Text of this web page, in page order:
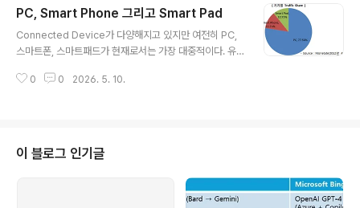
내 모바일 광고 시장 규모가 2159억원이라고 발표했다.
전년대비 약 184%가 성장한 것이다. 2013년에는 약 9
3% 성장하여 4160억원 정도의 시장 규모를 만들어 낼 것
고 플랫폼사의 영향력이 더욱 커질것으로 예측하였다. 전
PC, Smart Phone 그리고 Smart Pad
Connected Device가 다양해지고 있지만 여전히 PC,
스마트폰, 스마트패드가 현재로서는 가장 대중적이다. 유
계를 가지고 있다. 그렇기 때문에 이들을 비교한 자료들이
s. Smart Phone vs. Smart Pad 웹 사용 행태- Smart
Phone과 Smart Pad의 사용행태 비교이번에는 최신 자
료를 기준으로 다시 한번 이 주제로 정리를 해보고자 한다.
가능하다면 위 포스트들을 한번씩 읽어보고 나서 보기를
0 0 2026. 5. 10.
이 블로그 인기글